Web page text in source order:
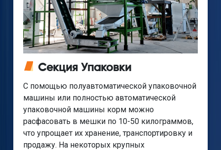
Секция Упаковки
С помощью полуавтоматической упаковочной
машины или полностью автоматической
упаковочной машины корм можно
расфасовать в мешки по 10-50 килограммов,
что упрощает их хранение, транспортировку и
продажу. На некоторых крупных